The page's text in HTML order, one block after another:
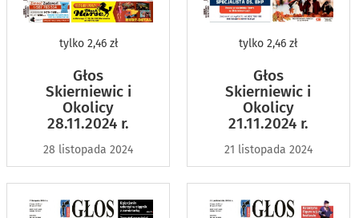
tylko2,46 zł
Głos
Skierniewic i
Okolicy
28.11.2024 r.
28 listopada 2024
tylko 2,46 zł
Głos
Skierniewic i
Okolicy
21.11.2024 r.
21 listopada 2024